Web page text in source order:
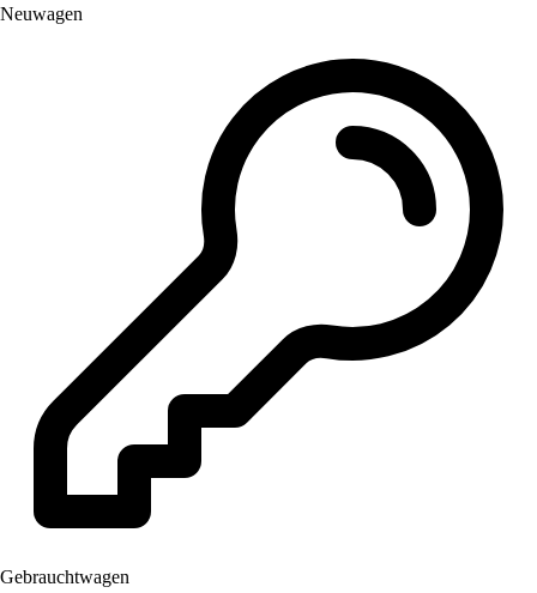
Neuwagen
Gebrauchtwagen